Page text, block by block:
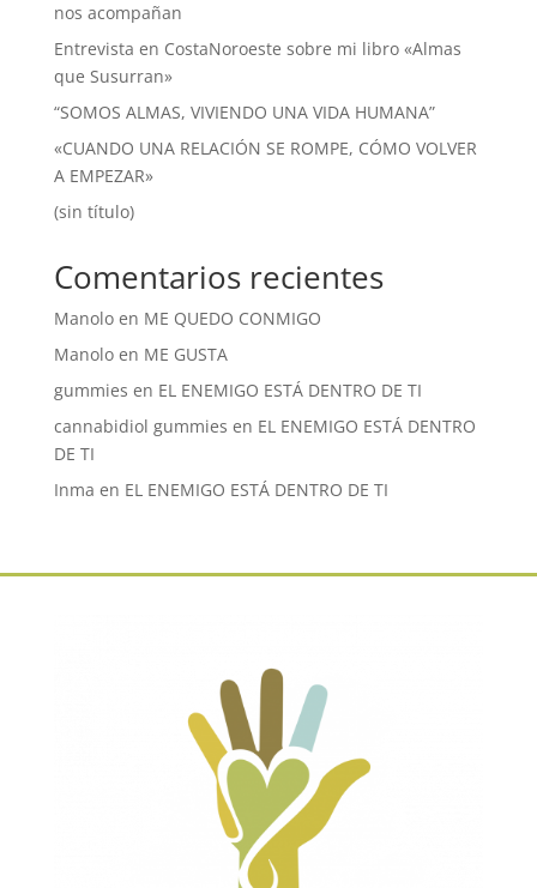
nos acompañan
Entrevista en CostaNoroeste sobre mi libro «Almas
que Susurran»
“SOMOS ALMAS, VIVIENDO UNA VIDA HUMANA”
«CUANDO UNA RELACIÓN SE ROMPE, CÓMO VOLVER
A EMPEZAR»
(sin título)
Comentarios recientes
Manoloen ME QUEDO CONMIGO
Manoloen ME GUSTA
gummies en EL ENEMIGO ESTÁ DENTRO DE TI
cannabidiol gummies en EL ENEMIGO ESTÁ DENTRO
DE TI
Inma en EL ENEMIGO ESTÁ DENTRO DE TI